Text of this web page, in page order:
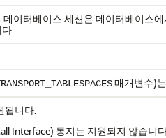
이터베이스 세션은 데이터베이스
.
매개변수)
됩니다.
Interface) 통지는 지원되지 않습니